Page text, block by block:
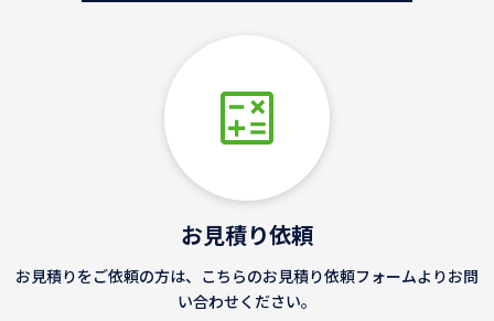
お見積り依頼
お見積りをご依頼の方は、こちらのお見積り依頼フォームよりお問
い合わせください。